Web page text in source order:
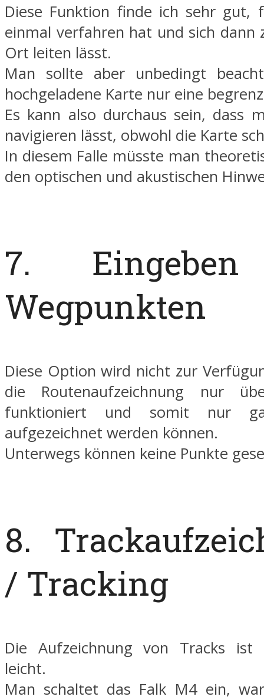
Diese Funktion finde ich sehr gut,
einmal verfahren hat und sich dann
Ort leiten lässt.
Man sollte aber unbedingt
hochgeladene Karte nur eine
Es kann also durchaus sein, dass
navigieren lässt, obwohl die Karte
In diesem Falle müsste man
den optischen und akustischen
7.
Wegpunkten
Diese Option wird nicht zur
die Routenaufzeichnung nur
funktioniert und somit nur
aufgezeichnet werden können.
Unterwegs können keine Punkte
8.
/ Tracking
Die Aufzeichnung von Tracks ist
leicht.
Man schaltet das Falk M4 ein,